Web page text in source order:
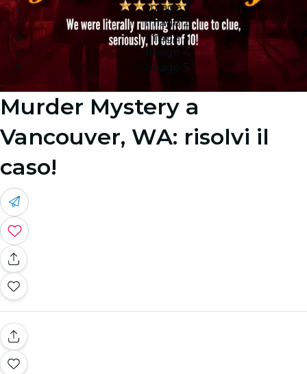
Image 1
Image 2
Image 3
Image 4
Image 5
Murder Mystery a
Vancouver, WA: risolvi il
caso!